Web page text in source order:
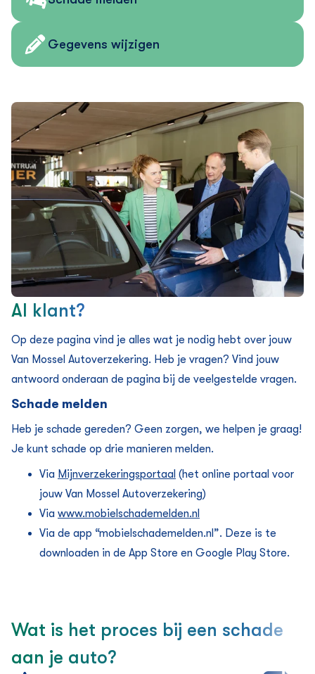
Gegevens wijzigen
Al klant?
Op deze pagina vind je alles wat je nodig hebt over jouw
Van Mossel Auto­verzekering. Heb je vragen? Vind jouw
antwoord onderaan de pagina bij de veelgestelde vragen.
Schade melden
Heb je schade gereden? Geen zorgen, we helpen je graag!
Je kunt schade op drie manieren melden.
Via Mijnverzekeringsportaal (het online portaal voor
jouw Van Mossel Auto­verzekering)
Via www.mobielschademelden.nl
Via de app “mobielschademelden.nl”. Deze is te
downloaden in de App Store en Google Play Store.
Wat is het proces bij een schade
aan je auto?